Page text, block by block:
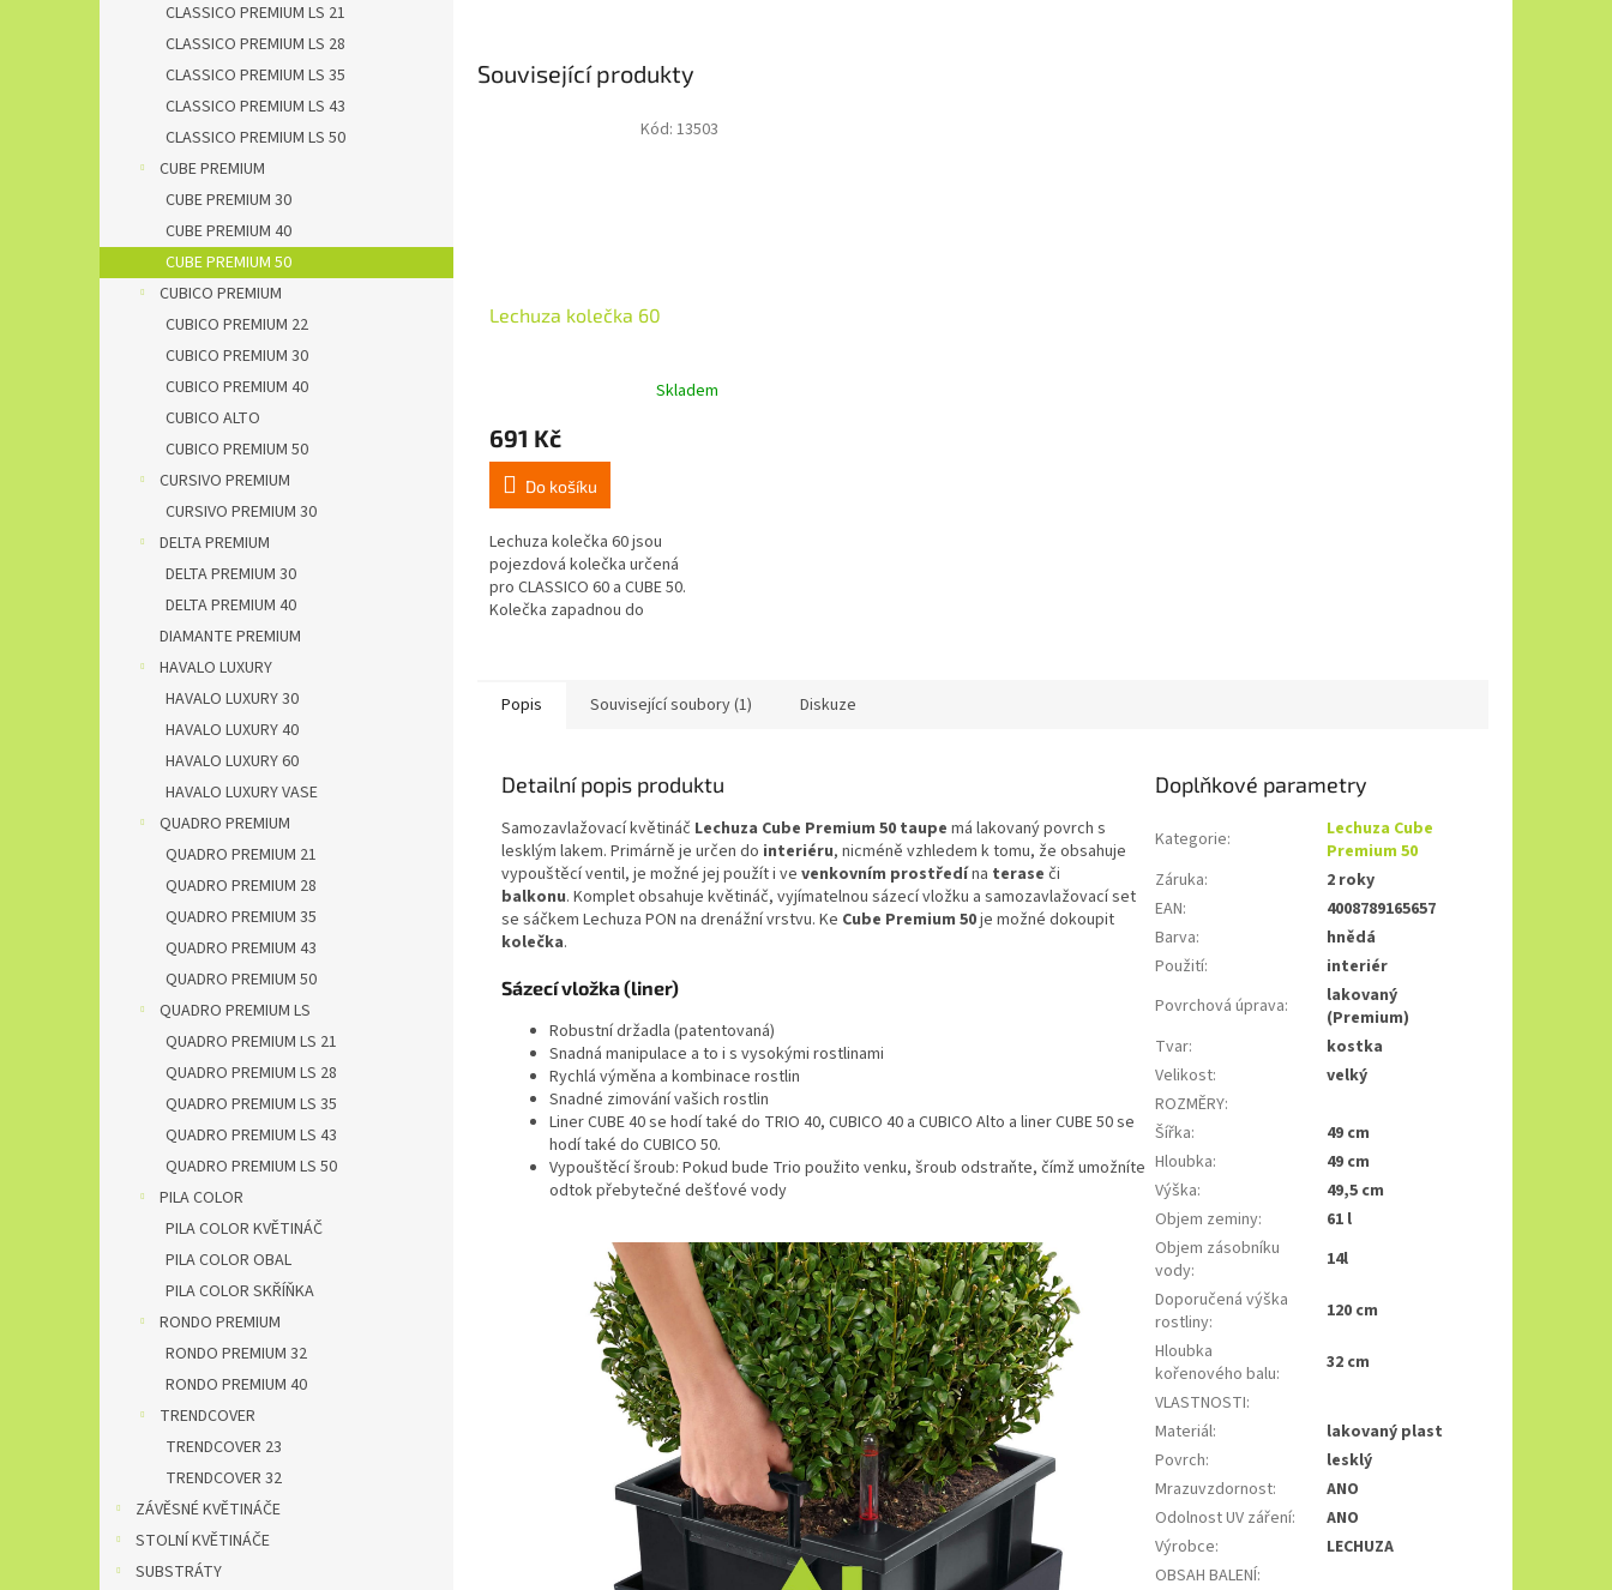
CLASSICO PREMIUM LS 21
CLASSICO PREMIUM LS 28
CLASSICO PREMIUM LS 35
CLASSICO PREMIUM LS 43
CLASSICO PREMIUM LS 50
CUBE PREMIUM
CUBE PREMIUM 30
CUBE PREMIUM 40
CUBE PREMIUM 50
CUBICO PREMIUM
CUBICO PREMIUM 22
CUBICO PREMIUM 30
CUBICO PREMIUM 40
CUBICO ALTO
CUBICO PREMIUM 50
CURSIVO PREMIUM
CURSIVO PREMIUM 30
DELTA PREMIUM
DELTA PREMIUM 30
DELTA PREMIUM 40
DIAMANTE PREMIUM
HAVALO LUXURY
HAVALO LUXURY 30
HAVALO LUXURY 40
HAVALO LUXURY 60
HAVALO LUXURY VASE
QUADRO PREMIUM
QUADRO PREMIUM 21
QUADRO PREMIUM 28
QUADRO PREMIUM 35
QUADRO PREMIUM 43
QUADRO PREMIUM 50
QUADRO PREMIUM LS
QUADRO PREMIUM LS 21
QUADRO PREMIUM LS 28
QUADRO PREMIUM LS 35
QUADRO PREMIUM LS 43
QUADRO PREMIUM LS 50
PILA COLOR
PILA COLOR KVĚTINÁČ
PILA COLOR OBAL
PILA COLOR SKŘÍŇKA
RONDO PREMIUM
RONDO PREMIUM 32
RONDO PREMIUM 40
TRENDCOVER
TRENDCOVER 23
TRENDCOVER 32
ZÁVĚSNÉ KVĚTINÁČE
STOLNÍ KVĚTINÁČE
SUBSTRÁTY
Související produkty
Lechuza kolečka 60
Skladem
691 Kč
Do košíku
Lechuza kolečka 60 jsou
pojezdová kolečka určená
pro CLASSICO 60 a CUBE 50.
Kolečka zapadnou do
Kód: 13503
Popis Související soubory (1) Diskuze
Detailní popis produktu
Samozavlažovací květináč Lechuza Cube Premium 50 taupe má lakovaný povrch s
lesklým lakem. Primárně je určen do interiéru, nicméně vzhledem k tomu, že obsahuje
vypouštěcí ventil, je možné jej použít i ve venkovním prostředína terase či
balkonu. Komplet obsahuje květináč, vyjímatelnou sázecí vložku a samozavlažovací set
se sáčkem Lechuza PON na drenážní vrstvu. Ke Cube Premium 50je možné dokoupit
kolečka.
Sázecí vložka (liner)
Robustní držadla (patentovaná)
Snadná manipulace a to i s vysokými rostlinami
Rychlá výměna a kombinace rostlin
Snadné zimování vašich rostlin
Liner CUBE 40 se hodí také do TRIO 40, CUBICO 40 a CUBICO Alto a liner CUBE 50 se
hodí také do CUBICO 50.
Vypouštěcí šroub: Pokud bude Trio použito venku, šroub odstraňte, čímž umožníte
odtok přebytečné dešťové vody
Doplňkové parametry
Kategorie:
Lechuza Cube
Premium 50
Záruka:
2 roky
EAN:
4008789165657
Barva:
hnědá
Použití:
interiér
Povrchová úprava:
lakovaný
(Premium)
Tvar:
kostka
Velikost:
velký
ROZMĚRY:
Šířka:
49 cm
Hloubka:
49 cm
Výška:
49,5 cm
Objem zeminy:
61 l
Objem zásobníku
vody:
14l
Doporučená výška
rostliny:
120 cm
Hloubka
kořenového balu:
32 cm
VLASTNOSTI:
Materiál:
lakovaný plast
Povrch:
lesklý
Mrazuvzdornost:
ANO
Odolnost UV záření:
ANO
Výrobce:
LECHUZA
OBSAH BALENÍ: